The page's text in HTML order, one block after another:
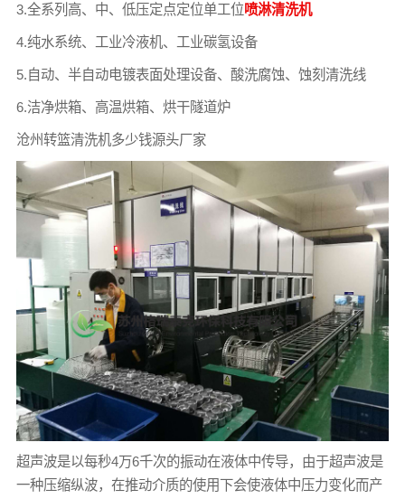
3.全系列高、中、低压定点定位单工位喷淋清洗机
4.纯水系统、工业冷液机、工业碳氢设备
5.自动、半自动电镀表面处理设备、酸洗腐蚀、蚀刻清洗线
6.洁净烘箱、高温烘箱、烘干隧道炉
沧州转篮清洗机多少钱源头厂家
超声波是以每秒4万6千次的振动在液体中传导，由于超声波是
一种压缩纵波，在推动介质的使用下会使液体中压力变化而产